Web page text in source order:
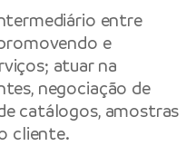
entre
e
atuar na
negociação de
catálogos, amostras
cliente.